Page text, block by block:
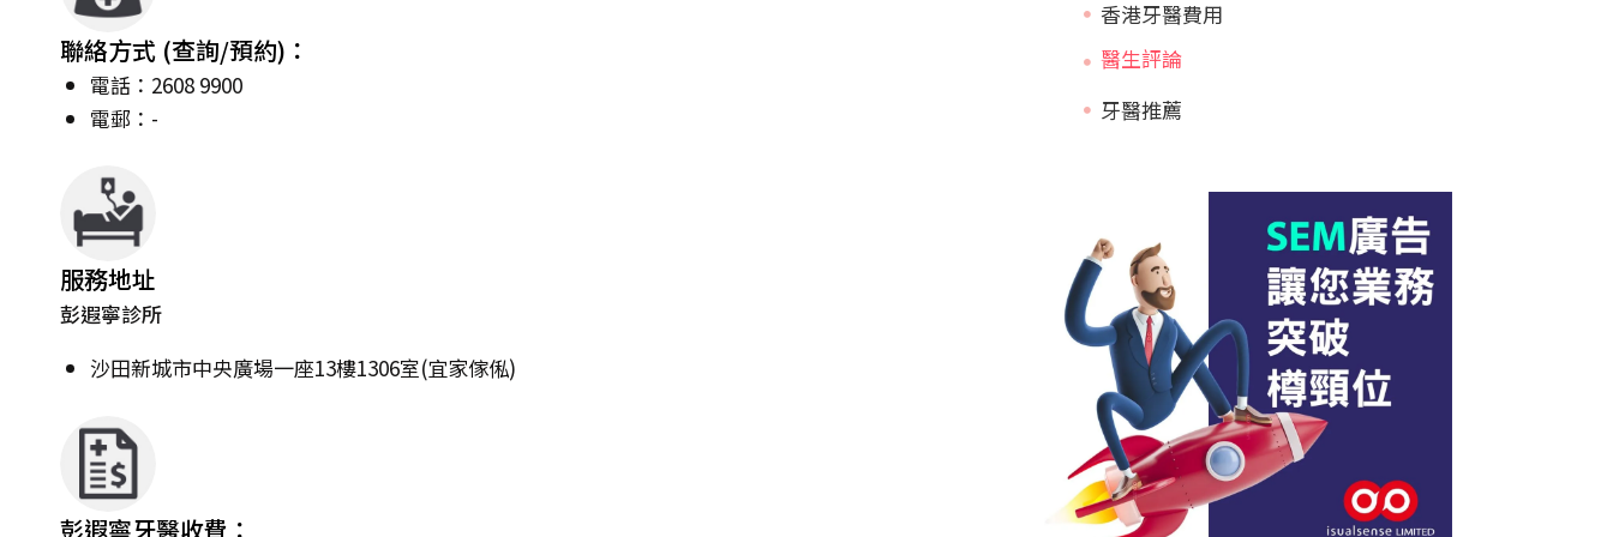
聯絡方式 (查詢/預約)：
電話：2608 9900
電郵：-
服務地址
彭遐寧診所
沙田新城市中央廣場一座13樓1306室(宜家傢俬)
彭遐寧牙醫收費：
香港牙醫費用
牙醫推薦